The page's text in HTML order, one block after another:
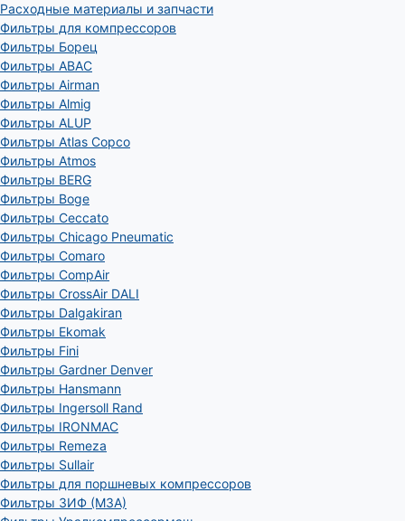
Расходные материалы и запчасти
Фильтры для компрессоров
Фильтры Борец
Фильтры ABAC
Фильтры Airman
Фильтры Almig
Фильтры ALUP
Фильтры Atlas Copco
Фильтры Atmos
Фильтры BERG
Фильтры Boge
Фильтры Ceccato
Фильтры Chicago Pneumatic
Фильтры Comaro
Фильтры CompAir
Фильтры CrossAir DALI
Фильтры Dalgakiran
Фильтры Ekomak
Фильтры Fini
Фильтры Gardner Denver
Фильтры Hansmann
Фильтры Ingersoll Rand
Фильтры IRONMAC
Фильтры Remeza
Фильтры Sullair
Фильтры для поршневых компрессоров
Фильтры ЗИФ (МЗА)